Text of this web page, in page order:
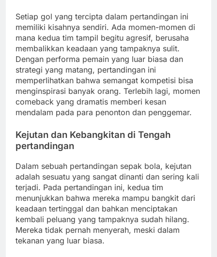
Setiap gol yang tercipta dalam pertandingan ini
memiliki kisahnya sendiri. Ada momen-momen di
mana kedua tim tampil begitu agresif, berusaha
membalikkan keadaan yang tampaknya sulit.
Dengan performa pemain yang luar biasa dan
strategi yang matang, pertandingan ini
memperlihatkan bahwa semangat kompetisi bisa
menginspirasi banyak orang. Terlebih lagi, momen
comeback yang dramatis memberi kesan
mendalam pada para penonton dan penggemar.
Kejutan dan Kebangkitan di Tengah
pertandingan
Dalam sebuah pertandingan sepak bola, kejutan
adalah sesuatu yang sangat dinanti dan sering kali
terjadi. Pada pertandingan ini, kedua tim
menunjukkan bahwa mereka mampu bangkit dari
keadaan tertinggal dan bahkan menciptakan
kembali peluang yang tampaknya sudah hilang.
Mereka tidak pernah menyerah, meski dalam
tekanan yang luar biasa.